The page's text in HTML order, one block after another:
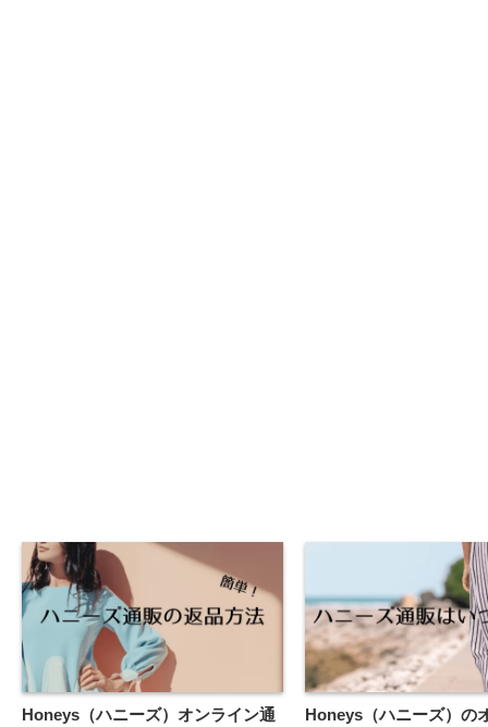
Honeys（ハニーズ）オンライン通
Honeys（ハニーズ）の